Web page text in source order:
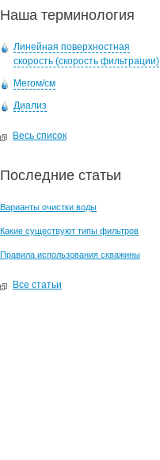
Наша терминология
Линейная поверхностная
скорость (скорость фильтрации)
Мегом/см
Диализ
Весь список
Последние статьи
Варианты очистки воды
Какие существуют типы фильтров
Правила использования скважины
Все статьи